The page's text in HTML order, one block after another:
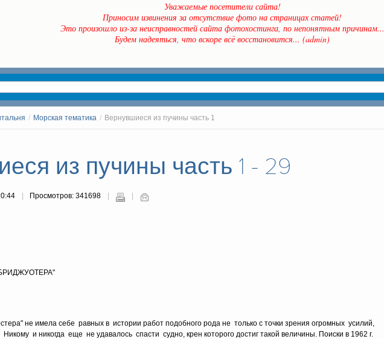
Уважаемые посетители сайта!
Приносим извинения за отсутствие фото на страницах статей!
Это произошло из-за неисправностей сайта фотохостинга, по непонятным причинам...
Будем надеяться, что вскоре всё восстановится... (admin)
/ Морская тематика / Вернувшиеся из пучины часть 1
из пучины часть 1 - 29
Просмотров: 341698
не имела себе равных в истории работ подобного рода не только с точки зрения огромных усилий,
и никогда еще не удавалось спасти судно, крен которого достиг такой величины. Поиски в 1962 г.